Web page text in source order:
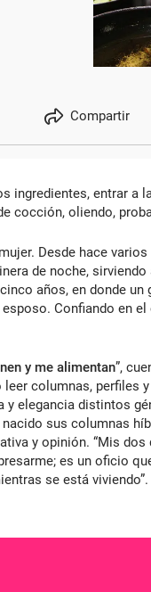
Compartir
ingredientes, entrar a
cocción, oliendo,
Desde hace
de noche,
años, en donde
Confiando en
y me alimentan”,
columnas, perfiles
y elegancia distintos
sus columnas
y opinión. “Mis
es un oficio
se está viviendo”.